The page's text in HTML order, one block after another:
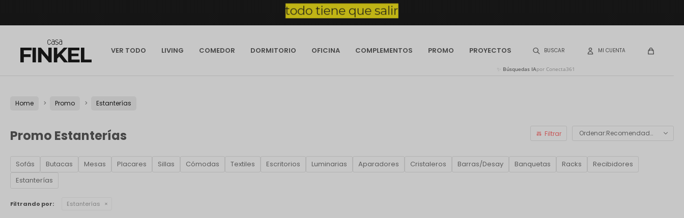
VER TODO LIVING COMEDOR DORMITORIO OFICINA COMPLEMENTOS PROMO PROYECTOS
Búsquedas IApor Conecta361
Home Promo Estanterías
Promo Estanterías Recomendados
Sofás Butacas Mesas Placares Sillas Cómodas Textiles Escritorios Luminarias Aparadores Cristaleros Barras/Desay Banquetas Racks
Recibidores
Estanterías
Filtrando por: Estanterías